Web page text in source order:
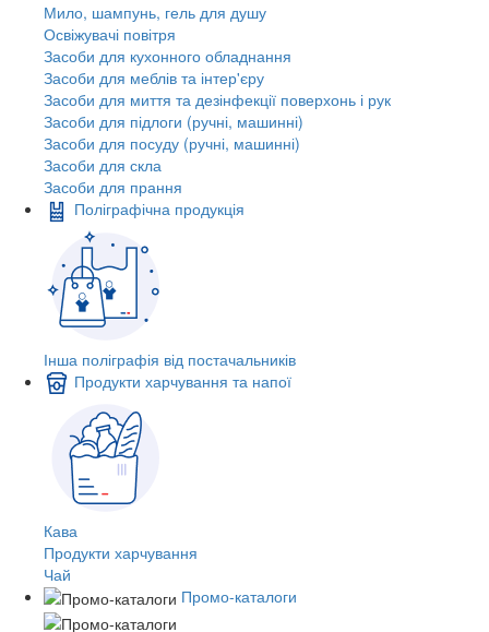
Мило, шампунь, гель для душу
Освіжувачі повітря
Засоби для кухонного обладнання
Засоби для меблів та інтер'єру
Засоби для миття та дезінфекції поверхонь і рук
Засоби для підлоги (ручні, машинні)
Засоби для посуду (ручні, машинні)
Засоби для скла
Засоби для прання
Поліграфічна продукція
Інша поліграфія від постачальників
Продукти харчування та напої
Кава
Продукти харчування
Чай
Промо-каталоги